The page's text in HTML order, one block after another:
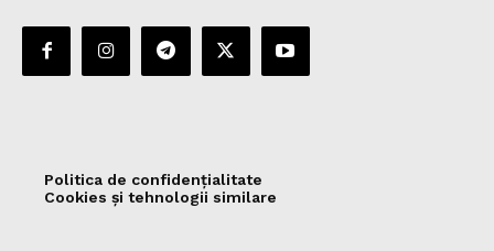
Politica de confidențialitate
Cookies și tehnologii similare